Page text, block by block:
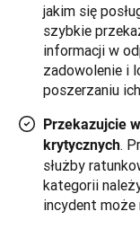
jakim się
szybkie
informacji w
zadowolenie i
poszerzaniu
Przekazujcie
krytycznych.
służby
kategorii
incydent może